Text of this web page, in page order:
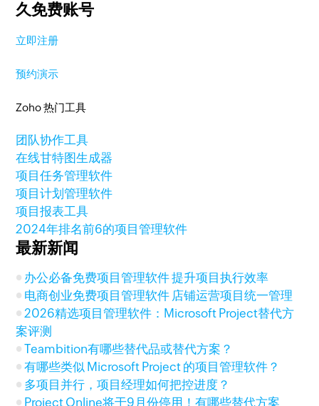
久免费账号
立即注册
预约演示
Zoho 热门工具
团队协作工具
在线甘特图生成器
项目任务管理软件
项目计划管理软件
项目报表工具
2024年排名前6的项目管理软件
最新新闻
办公必备免费项目管理软件 提升项目执行效率
电商创业免费项目管理软件 店铺运营项目统一管理
2026精选项目管理软件：Microsoft Project替代方
案评测
Teambition有哪些替代品或替代方案？
有哪些类似 Microsoft Project 的项目管理软件？
多项目并行，项目经理如何把控进度？
Project Online将于9月份停用！有哪些替代方案